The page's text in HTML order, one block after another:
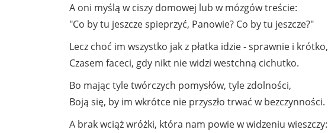
A oni myślą w ciszy domowej lub w mózgów treście:
"Co by tu jeszcze spieprzyć, Panowie? Co by tu jeszcze?"
Lecz choć im wszystko jak z płatka idzie - sprawnie i krótko,
Czasem faceci, gdy nikt nie widzi westchną cichutko.
Bo mając tyle twórczych pomysłów, tyle zdolności,
Boją się, by im wkrótce nie przyszło trwać w bezczynności.
A brak wciąż wróżki, która nam powie w widzeniu wieszczy: